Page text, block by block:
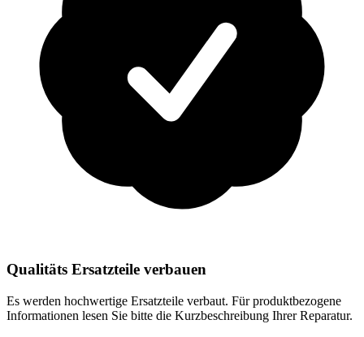
Qualitäts Ersatzteile verbauen
Es werden hochwertige Ersatzteile verbaut. Für produktbezogene
Informationen lesen Sie bitte die Kurzbeschreibung Ihrer Reparatur.